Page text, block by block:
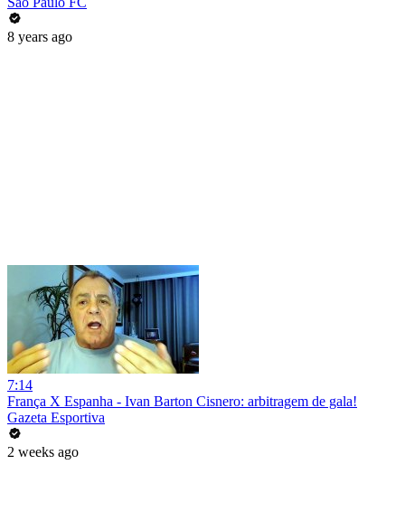
8 years ago
7:14
França X Espanha - Ivan Barton Cisnero: arbitragem de gala!
Gazeta Esportiva
2 weeks ago